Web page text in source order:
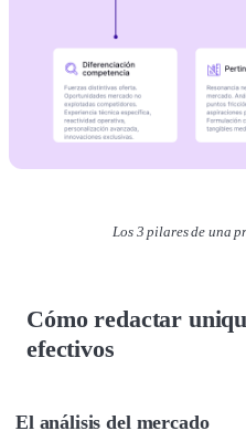
Los 3 pilares de una
Cómo redactar
efectivos
El análisis del mercado